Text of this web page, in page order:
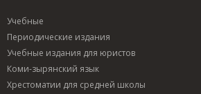
Учебные
Периодические издания
Учебные издания для юристов
Коми-зырянский язык
Хрестоматии для средней школы